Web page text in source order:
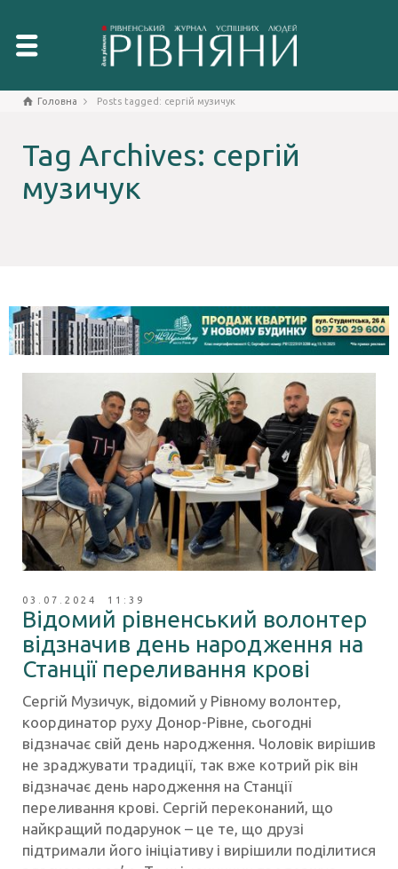
Головна Posts tagged: сергій музичук
Tag Archives: сергій
музичук
03.07.2024 11:39
Відомий рівненський волонтер
відзначив день народження на
Станції переливання крові
Сергій Музичук, відомий у Рівному волонтер,
координатор руху Донор-Рівне, сьогодні
відзначає свій день народження. Чоловік вирішив
не зраджувати традиції, так вже котрий рік він
відзначає день народження на Станції
переливання крові. Сергій переконаний, що
найкращий подарунок – це те, що друзі
підтримали його ініціативу і вирішили поділитися